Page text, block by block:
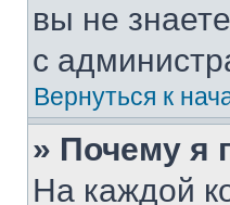
вы не
с
Вернуться к
» Почему я
На каждой